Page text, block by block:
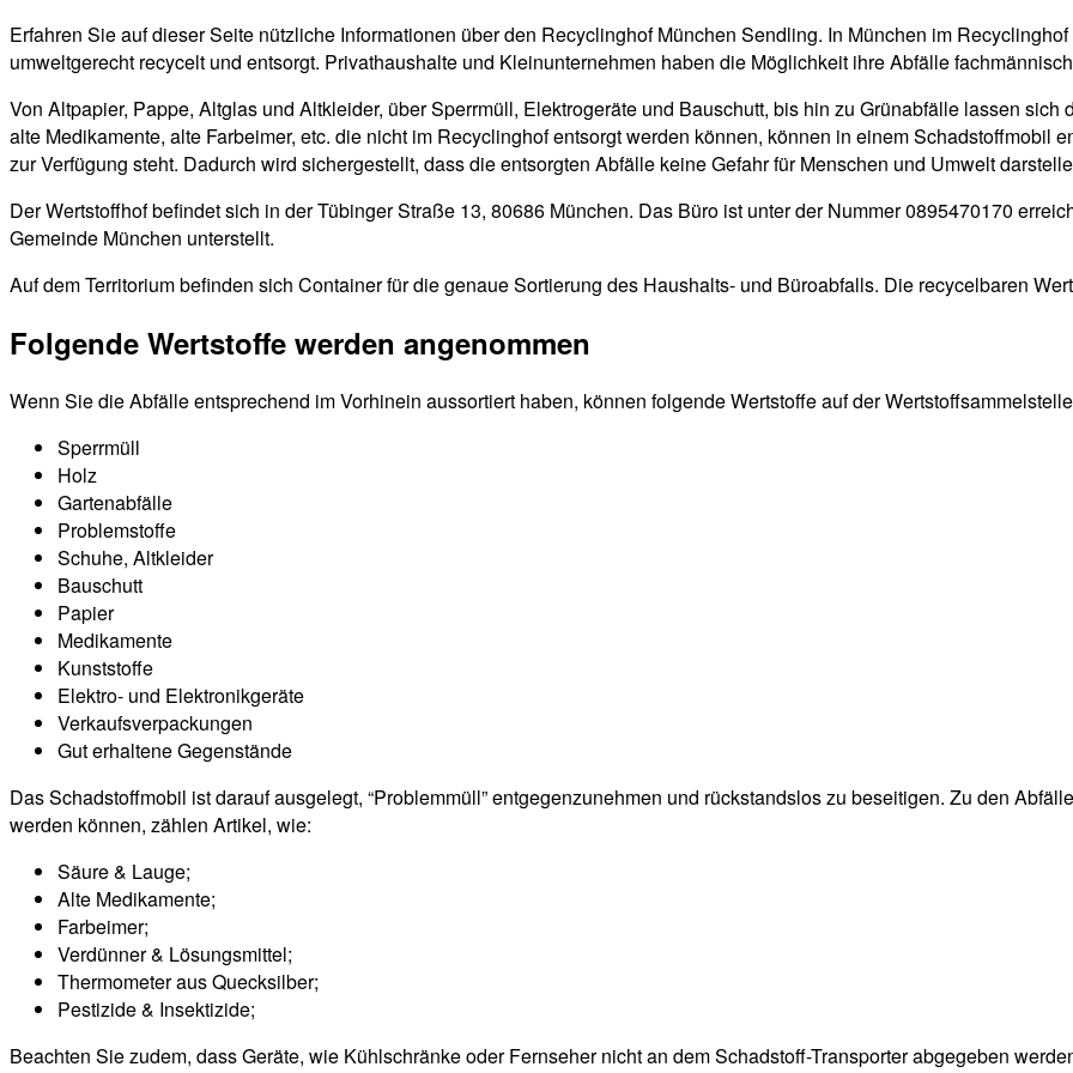
Erfahren Sie auf dieser Seite nützliche Informationen über den Recyclinghof München Sendling. In München im
umweltgerecht recycelt und entsorgt. Privathaushalte und Kleinunternehmen haben die Möglichkeit ihre Abfälle
Von Altpapier, Pappe, Altglas und Altkleider, über Sperrmüll, Elektrogeräte und Bauschutt, bis hin zu Grünabfälle lassen
alte Medikamente, alte Farbeimer, etc. die nicht im Recyclinghof entsorgt werden können, können in einem Schadstoffmobil
zur Verfügung steht. Dadurch wird sichergestellt, dass die entsorgten Abfälle keine Gefahr für Menschen und Umwelt
Der Wertstoffhof befindet sich in der Tübinger Straße 13, 80686 München. Das Büro ist unter der Nummer 0895470170
Gemeinde München unterstellt.
Auf dem Territorium befinden sich Container für die genaue Sortierung des Haushalts- und Büroabfalls. Die recycelbaren
Folgende Wertstoffe werden angenommen
Wenn Sie die Abfälle entsprechend im Vorhinein aussortiert haben, können folgende Wertstoffe auf der
Sperrmüll
Holz
Gartenabfälle
Problemstoffe
Schuhe, Altkleider
Bauschutt
Papier
Medikamente
Kunststoffe
Elektro- und Elektronikgeräte
Verkaufsverpackungen
Gut erhaltene Gegenstände
Das Schadstoffmobil ist darauf ausgelegt, “Problemmüll” entgegenzunehmen und rückstandslos zu beseitigen. Zu den
werden können, zählen Artikel, wie:
Säure & Lauge;
Alte Medikamente;
Farbeimer;
Verdünner & Lösungsmittel;
Thermometer aus Quecksilber;
Pestizide & Insektizide;
Beachten Sie zudem, dass Geräte, wie Kühlschränke oder Fernseher nicht an dem Schadstoff-Transporter abgegeben